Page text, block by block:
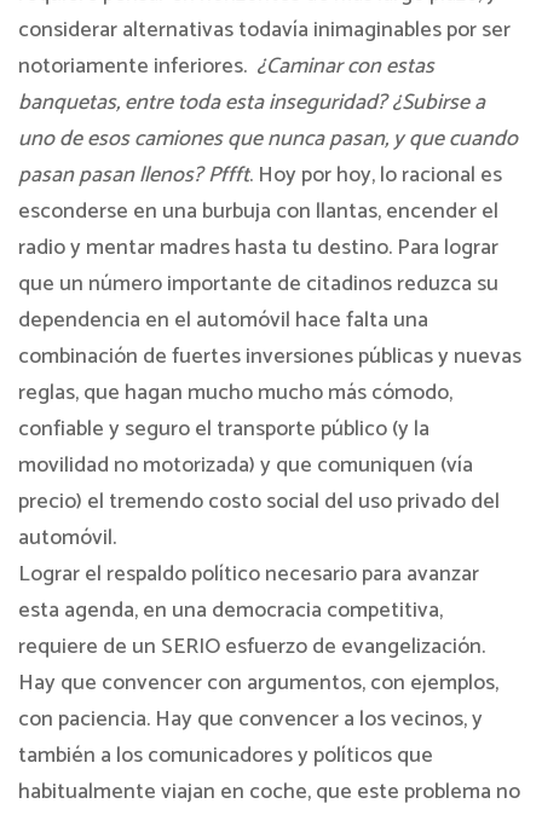
considerar alternativas todavía inimaginables por ser
notoriamente inferiores. ¿Caminar con estas
banquetas, entre toda esta inseguridad? ¿Subirse a
uno de esos camiones que nunca pasan, y que cuando
pasan pasan llenos?Pffft. Hoy por hoy, lo racional es
esconderse en una burbuja con llantas, encender el
radio y mentar madres hasta tu destino. Para lograr
que un número importante de citadinos reduzca su
dependencia en el automóvil hace falta una
combinación de fuertes inversiones públicas y nuevas
reglas, que hagan mucho mucho más cómodo,
confiable y seguro el transporte público (y la
movilidad no motorizada) y que comuniquen (vía
precio) el tremendo costo social del uso privado del
automóvil.
Lograr el respaldo político necesario para avanzar
esta agenda, en una democracia competitiva,
requiere de un SERIO esfuerzo de evangelización.
Hay que convencer con argumentos, con ejemplos,
con paciencia. Hay que convencer a los vecinos, y
también a los comunicadores y políticos que
habitualmente viajan en coche, que este problema no